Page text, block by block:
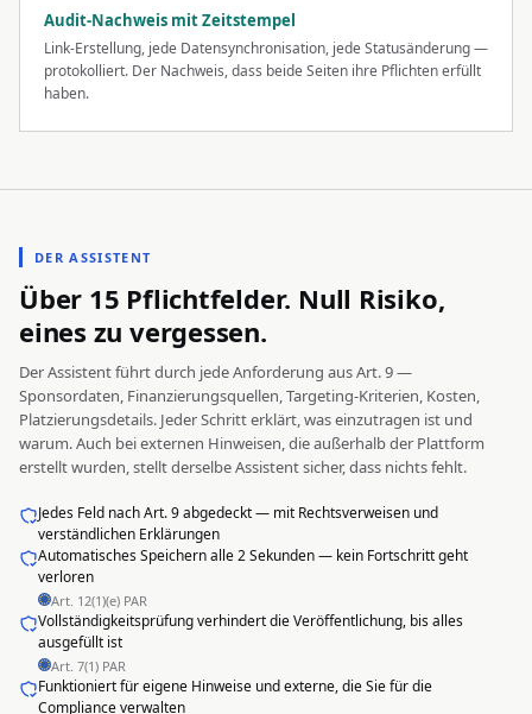
Audit-Nachweis mit Zeitstempel
Link-Erstellung, jede Datensynchronisation, jede Statusänderung —
protokolliert. Der Nachweis, dass beide Seiten ihre Pflichten erfüllt
haben.
DER ASSISTENT
Über 15 Pflichtfelder. Null Risiko,
eines zu vergessen.
Der Assistent führt durch jede Anforderung aus Art. 9 —
Sponsordaten, Finanzierungsquellen, Targeting-Kriterien, Kosten,
Platzierungsdetails. Jeder Schritt erklärt, was einzutragen ist und
warum. Auch bei externen Hinweisen, die außerhalb der Plattform
erstellt wurden, stellt derselbe Assistent sicher, dass nichts fehlt.
Jedes Feld nach Art. 9 abgedeckt — mit Rechtsverweisen und
verständlichen Erklärungen
Automatisches Speichern alle 2 Sekunden — kein Fortschritt geht
verloren
Art. 12(1)(e) PAR
Vollständigkeitsprüfung verhindert die Veröffentlichung, bis alles
ausgefüllt ist
Art. 7(1) PAR
Funktioniert für eigene Hinweise und externe, die Sie für die
Compliance verwalten